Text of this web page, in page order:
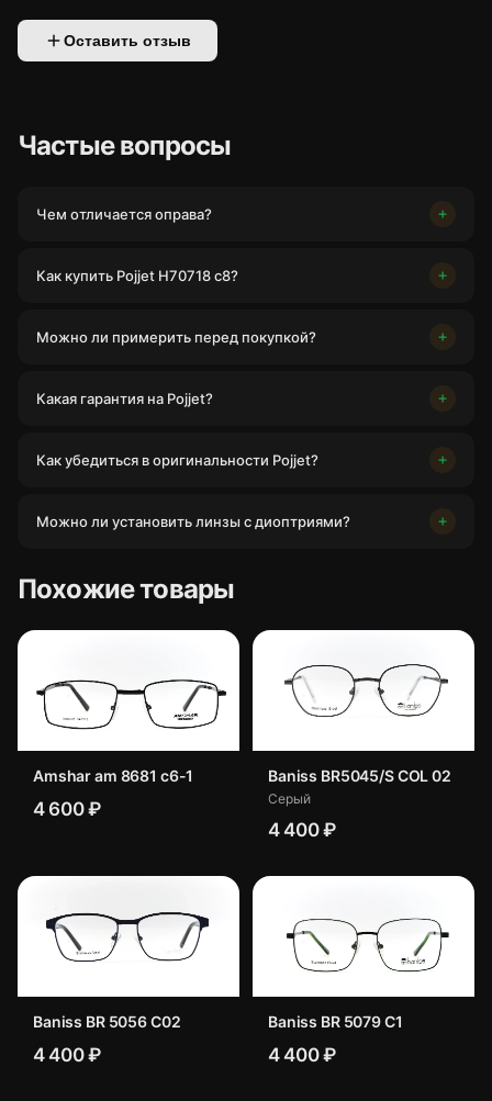
Оставить отзыв
Частые вопросы
Чем отличается оправа?
Как купить Pojjet H70718 c8?
Можно ли примерить перед покупкой?
Какая гарантия на Pojjet?
Как убедиться в оригинальности Pojjet?
Можно ли установить линзы с диоптриями?
Похожие товары
Amshar am 8681 c6-1
4 600 ₽
Baniss BR5045/S COL 02
Серый
4 400 ₽
Baniss BR 5056 C02
4 400 ₽
Baniss BR 5079 C1
4 400 ₽